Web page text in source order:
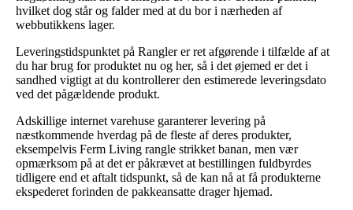
hvilket dog står og falder med at du bor i nærheden af
webbutikkens lager.
Leveringstidspunktet på Rangler er ret afgørende i tilfælde af at
du har brug for produktet nu og her, så i det øjemed er det i
sandhed vigtigt at du kontrollerer den estimerede leveringsdato
ved det pågældende produkt.
Adskillige internet varehuse garanterer levering på
næstkommende hverdag på de fleste af deres produkter,
eksempelvis Ferm Living rangle strikket banan, men vær
opmærksom på at det er påkrævet at bestillingen fuldbyrdes
tidligere end et aftalt tidspunkt, så de kan nå at få produkterne
ekspederet forinden de pakkeansatte drager hjemad.